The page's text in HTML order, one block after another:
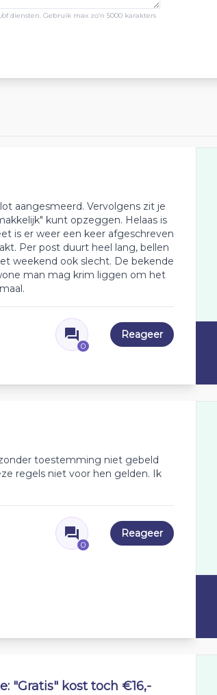
diensten. Gebruik max zo’n 5000 karakters
aangesmeerd. Vervolgens zit je
kunt opzeggen. Helaas is
is er weer een keer afgeschreven
Per post duurt heel lang, bellen
weekend ook slecht. De bekende
man mag krim liggen om het
0
Reageer
toestemming niet gebeld
regels niet voor hen gelden. Ik
0
Reageer
"Gratis" kost toch €16,-